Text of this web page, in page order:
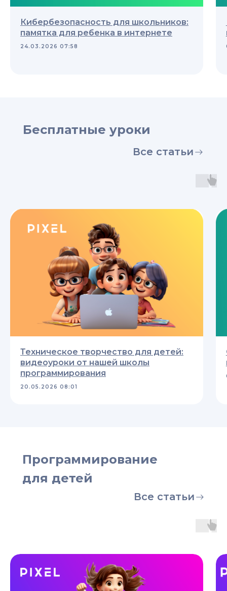
Кибербезопасность для школьников:
памятка для ребенка в интернете
24.03.2026 07:58
Бесплатные уроки
Все статьи
Техническое творчество для детей:
видеоуроки от нашей школы
программирования
20.05.2026 08:01
Программирование
для детей
Все статьи